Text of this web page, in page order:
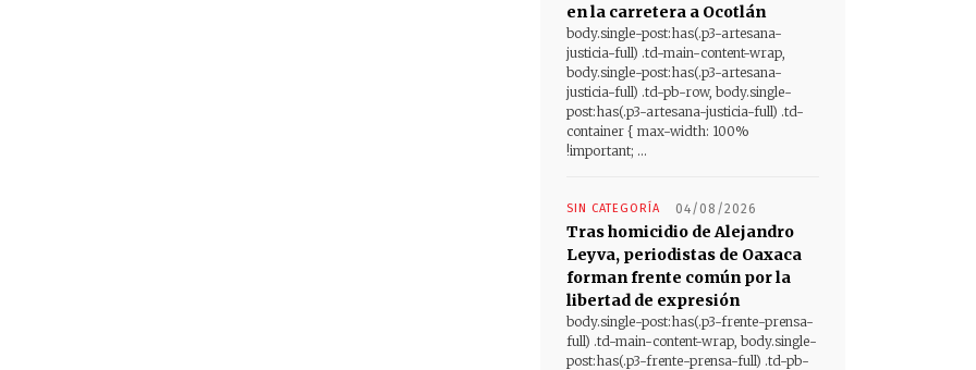
en la carretera a Ocotlán
body.single-post:has(.p3-artesana-
justicia-full) .td-main-content-wrap,
body.single-post:has(.p3-artesana-
justicia-full) .td-pb-row, body.single-
post:has(.p3-artesana-justicia-full) .td-
container { max-width: 100%
!important; ...
SIN CATEGORÍA 04/08/2026
Tras homicidio de Alejandro
Leyva, periodistas de Oaxaca
forman frente común por la
libertad de expresión
body.single-post:has(.p3-frente-prensa-
full) .td-main-content-wrap, body.single-
post:has(.p3-frente-prensa-full) .td-pb-